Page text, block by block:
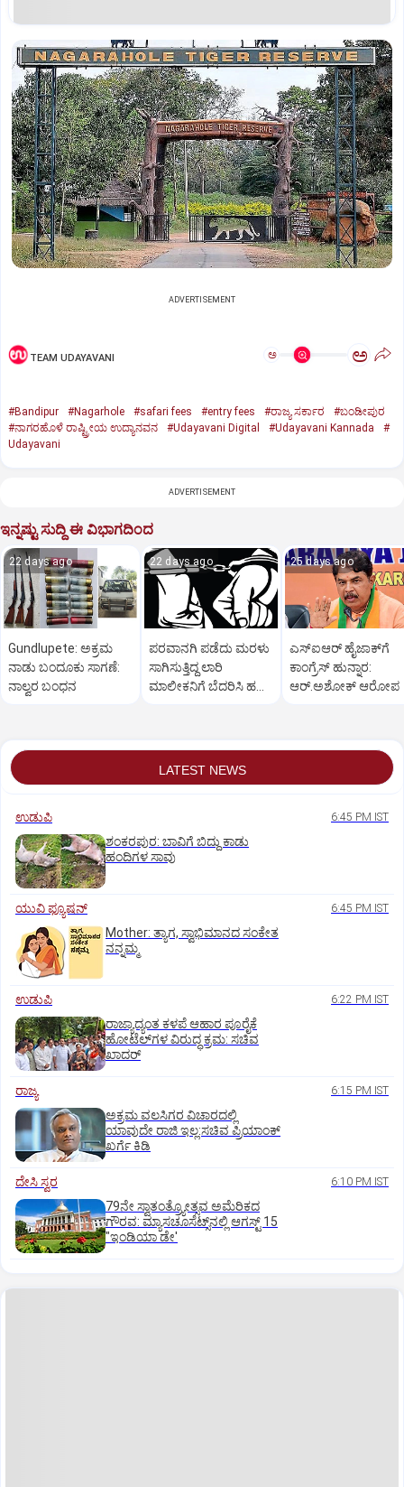
ADVERTISEMENT
TEAM UDAYAVANI ಅ ಅ
#Bandipur #Nagarhole #safari fees #entry fees #ರಾಜ್ಯ ಸರ್ಕಾರ
#ಬಂಡೀಪುರ
#ನಾಗರಹೊಳೆ ರಾಷ್ಟ್ರೀಯ ಉದ್ಯಾನವನ
#Udayavani Digital #Udayavani Kannada
#
Udayavani
ADVERTISEMENT
ಇನ್ನಷ್ಟು ಸುದ್ದಿ ಈ ವಿಭಾಗದಿಂದ
22 days ago
Gundlupete: ಅಕ್ರಮ
ನಾಡು ಬಂದೂಕು ಸಾಗಣೆ:
ನಾಲ್ವರ ಬಂಧನ
22 days ago
ಪರವಾನಗಿ ಪಡೆದು ಮರಳು
ಸಾಗಿಸುತ್ತಿದ್ದ ಲಾರಿ
ಮಾಲೀಕನಿಗೆ ಬೆದರಿಸಿ ಹಣ
25 days ago
ಎಸ್‌ಐಆರ್‌ ಹೈಜಾಕ್‌ಗೆ
ಕಾಂಗ್ರೆಸ್‌ ಹುನ್ನಾರ:
ಆರ್‌.ಅಶೋಕ್‌ ಆರೋಪ
LATEST NEWS
ಉಡುಪಿ 6:45 PM IST
ಶಂಕರಪುರ: ಬಾವಿಗೆ ಬಿದ್ದು ಕಾಡು
ಹಂದಿಗಳ ಸಾವು
ಯುವಿ ಫ್ಯೂಷನ್ 6:45 PM IST
Mother: ತ್ಯಾಗ, ಸ್ವಾಭಿಮಾನದ ಸಂಕೇತ
ನನ್ನಮ್ಮ
ಉಡುಪಿ 6:22 PM IST
ರಾಜ್ಯಾದ್ಯಂತ ಕಳಪೆ ಆಹಾರ ಪೂರೈಕೆ
ಹೋಟೆಲ್‌ಗಳ ವಿರುದ್ಧ ಕ್ರಮ: ಸಚಿವ
ಖಾದರ್
ರಾಜ್ಯ 6:15 PM IST
ಅಕ್ರಮ ವಲಸಿಗರ ವಿಚಾರದಲ್ಲಿ
ಯಾವುದೇ ರಾಜಿ ಇಲ್ಲ:ಸಚಿವ ಪ್ರಿಯಾಂಕ್
ಖರ್ಗೆ ಕಿಡಿ
ದೇಸಿ ಸ್ವರ 6:10 PM IST
79ನೇ ಸ್ವಾತಂತ್ರ್ಯೋತ್ಸವ ಅಮೆರಿಕದ
ಗೌರವ: ಮ್ಯಾಸಚೂಸೆಟ್ಸ್‌ನಲ್ಲಿ ಆಗಸ್ಟ್‌ 15
"ಇಂಡಿಯಾ ಡೇ'